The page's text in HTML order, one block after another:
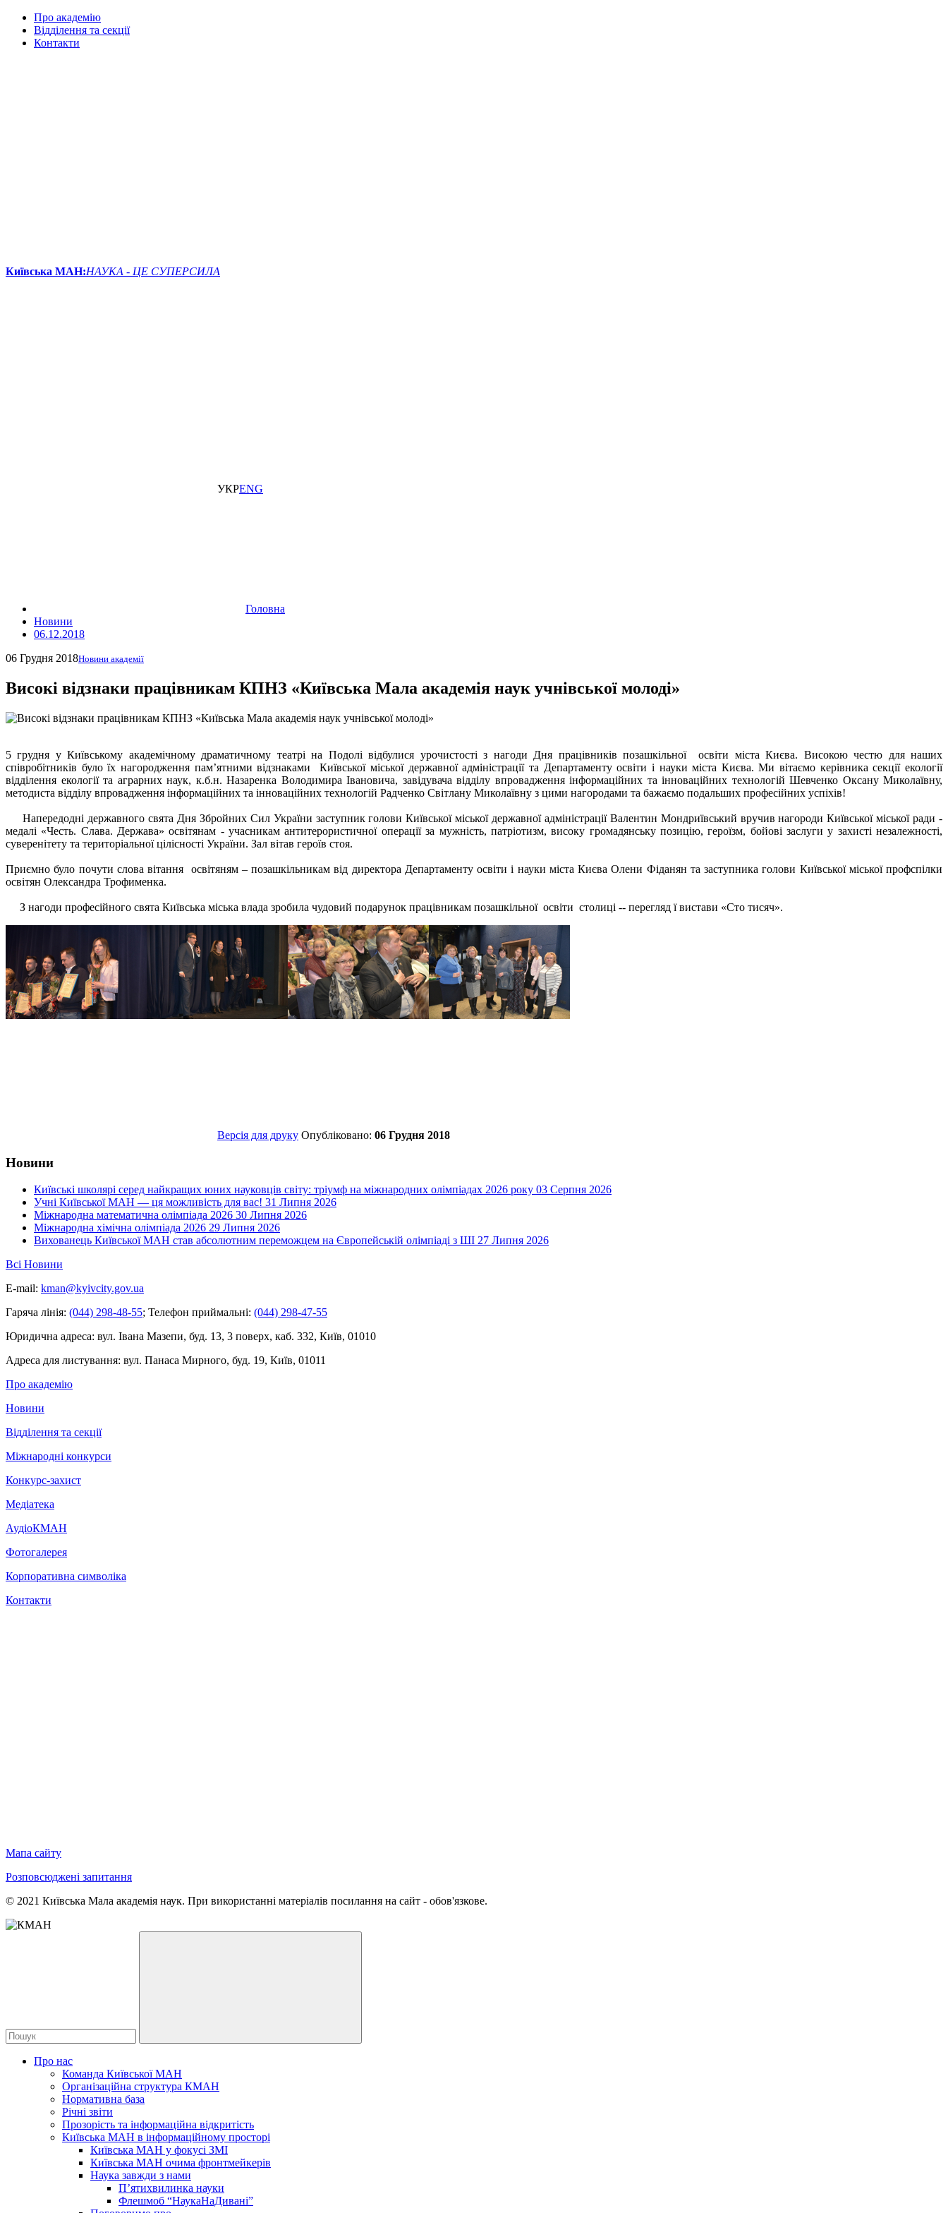
Про академію
Відділення та секції
Контакти
Київська МАН:НАУКА - ЦЕ СУПЕРСИЛА
УКРENG
Головна
Новини
06.12.2018
06 Грудня 2018Новини академії
Високі відзнаки працівникам КПНЗ «Київська Мала академія наук учнівської молоді»
5 грудня у Київському академічному драматичному театрі на Подолі відбулися урочистості з нагоди Дня працівників позашкільної освіти міста Києва. Високою честю для наших
співробітників було їх нагородження пам’ятними відзнаками Київської міської державної адміністрації та Департаменту освіти і науки міста Києва. Ми вітаємо керівника секції екології
відділення екології та аграрних наук, к.б.н. Назаренка Володимира Івановича, завідувача відділу впровадження інформаційних та інноваційних технологій Шевченко Оксану Миколаївну,
методиста відділу впровадження інформаційних та інноваційних технологій Радченко Світлану Миколаївну з цими нагородами та бажаємо подальших професійних успіхів!
Напередодні державного свята Дня Збройних Сил України заступник голови Київської міської державної адміністрації Валентин Мондриївський вручив нагороди Київської міської ради -
медалі «Честь. Слава. Держава» освітянам - учасникам антитерористичної операції за мужність, патріотизм, високу громадянську позицію, героїзм, бойові заслуги у захисті незалежності,
суверенітету та територіальної цілісності України. Зал вітав героїв стоя.
Приємно було почути слова вітання освітяням – позашкільникам від директора Департаменту освіти і науки міста Києва Олени Фіданян та заступника голови Київської міської профспілки
освітян Олександра Трофименка.
З нагоди професійного свята Київська міська влада зробила чудовий подарунок працівникам позашкільної освіти столиці -- перегляд ї вистави «Сто тисяч».
Версія для друку Опубліковано: 06 Грудня 2018
Новини
Київські школярі серед найкращих юних науковців світу: тріумф на міжнародних олімпіадах 2026 року 03 Серпня 2026
Учні Київської МАН — ця можливість для вас! 31 Липня 2026
Міжнародна математична олімпіада 2026 30 Липня 2026
Міжнародна хімічна олімпіада 2026 29 Липня 2026
Вихованець Київської МАН став абсолютним переможцем на Європейській олімпіаді з ШІ 27 Липня 2026
Всі Новини
E-mail: kman@kyivcity.gov.ua
Гаряча лінія: (044) 298-48-55; Телефон приймальні: (044) 298-47-55
Юридична адреса: вул. Івана Мазепи, буд. 13, 3 поверх, каб. 332, Київ, 01010
Адреса для листування: вул. Панаса Мирного, буд. 19, Київ, 01011
Про академію
Новини
Відділення та секції
Міжнародні конкурси
Конкурс-захист
Медіатека
АудіоКМАН
Фотогалерея
Корпоративна символіка
Контакти
Мапа сайту
Розповсюджені запитання
© 2021 Київська Мала академія наук. При використанні матеріалів посилання на сайт - обов'язкове.
Про нас
Команда Київської МАН
Організаційна структура КМАН
Нормативна база
Річні звіти
Прозорість та інформаційна відкритість
Київська МАН в інформаційному просторі
Київська МАН у фокусі ЗМІ
Київська МАН очима фронтмейкерів
Наука завжди з нами
П’ятихвилинка науки
Флешмоб “НаукаНаДивані”